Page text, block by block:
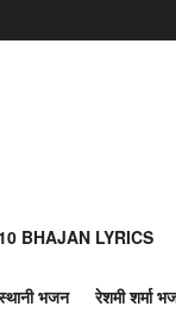
BHAJAN LYRICS
भजन रेशमी शर्मा